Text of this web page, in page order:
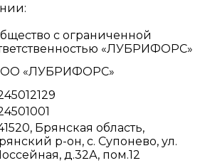
с ограниченной
«ЛУБРИФОРС»
«ЛУБРИФОРС»
Брянская область,
р-он, с. Супонево, ул.
д.32А, пом.12